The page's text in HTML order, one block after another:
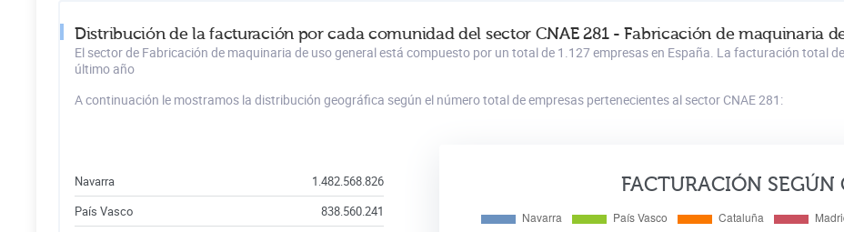
Distribución de la facturación por cada comunidad del sector CNAE 281 - Fabricación de maquinaria
El sector de Fabricación de maquinaria de uso general está compuesto por un total de 1.127 empresas en España. La facturación total
último año
A continuación le mostramos la distribución geográfica según el número total de empresas pertenecientes al sector CNAE 281:
Navarra
1.482.568.826
País Vasco
838.560.241
FACTURACIÓN